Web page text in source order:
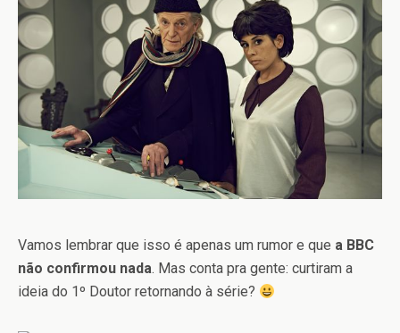
Vamos lembrar que isso é apenas um rumor e que a BBC
não confirmou nada. Mas conta pra gente: curtiram a
ideia do 1º Doutor retornando à série?